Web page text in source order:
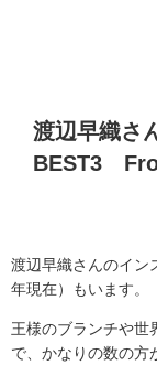
渡辺早織さ
BEST3
渡辺早織さんのイン
年現在）もいます。
王様のブランチや世
で、かなりの数の方